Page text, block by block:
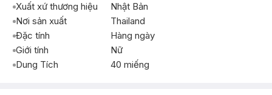
Xuất xứ thương hiệu
Nhật Bản
Nơi sản xuất
Thailand
Đặc tính
Hàng ngày
Giới tính
Nữ
Dung Tích
40 miếng